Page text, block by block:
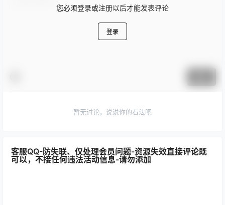
您必须登录或注册以后才能发表评论
登录
暂无讨论，说说你的看法吧
客服QQ-防失联、仅处理会员问题-资源失效直接评论既
可以，不接任何违法活动信息-请勿添加